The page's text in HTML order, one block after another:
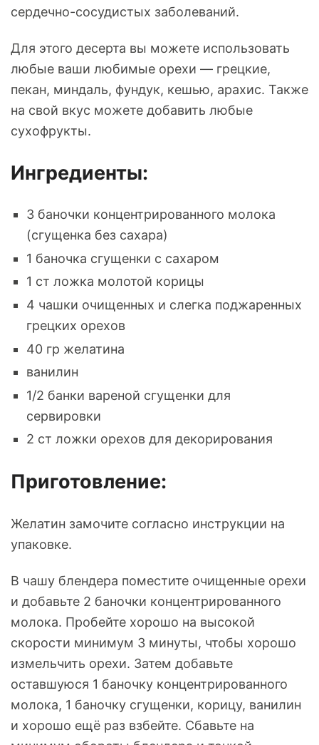
сердечно-сосудистых заболеваний.
Для этого десерта вы можете использовать
любые ваши любимые орехи — грецкие,
пекан, миндаль, фундук, кешью, арахис. Также
на свой вкус можете добавить любые
сухофрукты.
Ингредиенты:
3 баночки концентрированного молока
(сгущенка без сахара)
1 баночка сгущенки с сахаром
1 ст ложка молотой корицы
4 чашки очищенных и слегка поджаренных
грецких орехов
40 гр желатина
ванилин
1/2 банки вареной сгущенки для
сервировки
2 ст ложки орехов для декорирования
Приготовление:
Желатин замочите согласно инструкции на
упаковке.
В чашу блендера поместите очищенные орехи
и добавьте 2 баночки концентрированного
молока. Пробейте хорошо на высокой
скорости минимум 3 минуты, чтобы хорошо
измельчить орехи. Затем добавьте
оставшуюся 1 баночку концентрированного
молока, 1 баночку сгущенки, корицу, ванилин
и хорошо ещё раз взбейте. Сбавьте на